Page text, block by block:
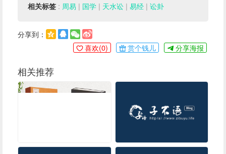
相关标签 : 周易 | 国学 | 天水讼 | 易经 | 讼卦
分享到：
喜欢(0) 赏个钱儿 分享海报
相关推荐